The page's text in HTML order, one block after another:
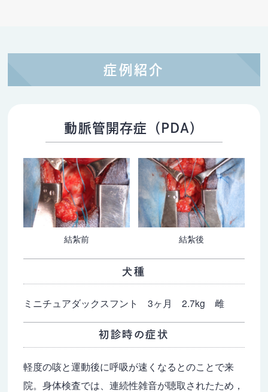
症例紹介
動脈管開存症（PDA）
結紮前 結紮後
犬種
ミニチュアダックスフント 3ヶ月 2.7kg 雌
初診時の症状
軽度の咳と運動後に呼吸が速くなるとのことで来
院。身体検査では、連続性雑音が聴取されたため，